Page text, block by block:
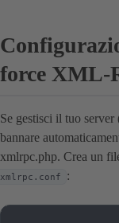
force XML-
Se gestisci il tuo
bannare
xmlrpc.php. Crea un
xmlrpc.conf
: